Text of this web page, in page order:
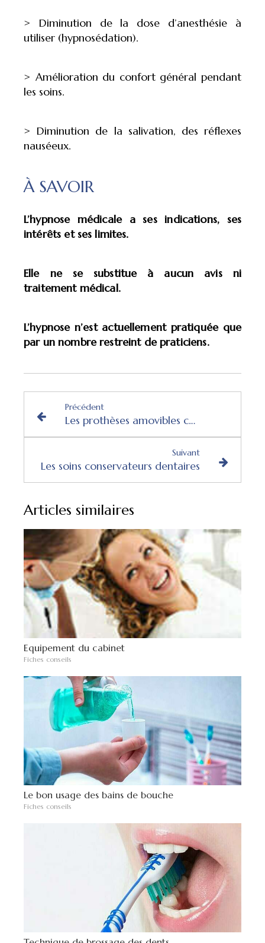
> Diminution de la dose d’anesthésie à
utiliser (hypnosédation).
> Amélioration du confort général pendant
les soins.
> Diminution de la salivation, des réflexes
nauséeux.
À SAVOIR
L’hypnose médicale a ses indications, ses
intérêts et ses limites.
Elle ne se substitue à aucun avis ni
traitement médical.
L’hypnose n’est actuellement pratiquée que
par un nombre restreint de praticiens.
Précédent
Les prothèses amovibles complètes
Suivant
Les soins conservateurs dentaires
Articles similaires
Equipement du cabinet
Fiches conseils
Le bon usage des bains de bouche
Fiches conseils